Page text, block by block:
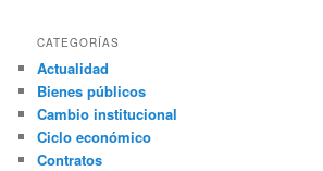
CATEGORÍAS
Actualidad
Bienes públicos
Cambio institucional
Ciclo económico
Contratos